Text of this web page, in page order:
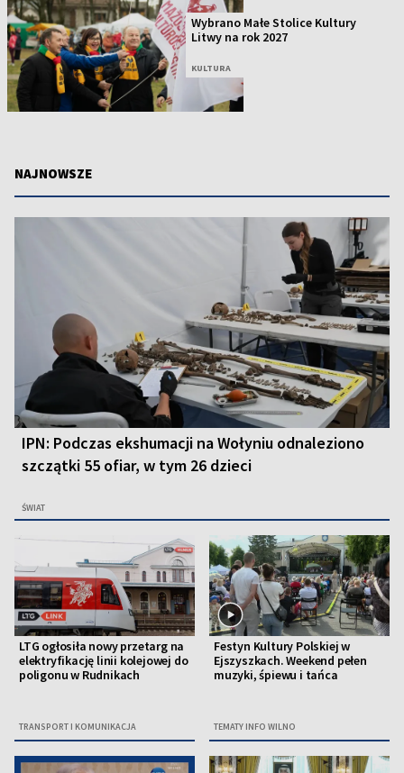
Wybrano Małe Stolice Kultury
Litwy na rok 2027
KULTURA
NAJNOWSZE
IPN: Podczas ekshumacji na Wołyniu odnaleziono
szczątki 55 ofiar, w tym 26 dzieci
ŚWIAT
LTG ogłosiła nowy przetarg na
elektryfikację linii kolejowej do
poligonu w Rudnikach
TRANSPORT I KOMUNIKACJA
Festyn Kultury Polskiej w
Ejszyszkach. Weekend pełen
muzyki, śpiewu i tańca
TEMATY INFO WILNO